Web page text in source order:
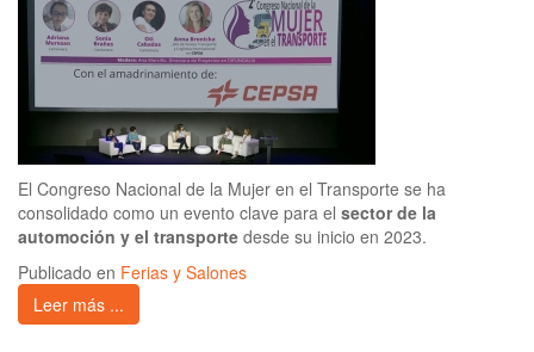
El Congreso Nacional de la Mujer en el Transporte se ha
consolidado como un evento clave para el sector de la
automoción y el transporte desde su inicio en 2023.
Publicado en Ferias y Salones
Leer más ...